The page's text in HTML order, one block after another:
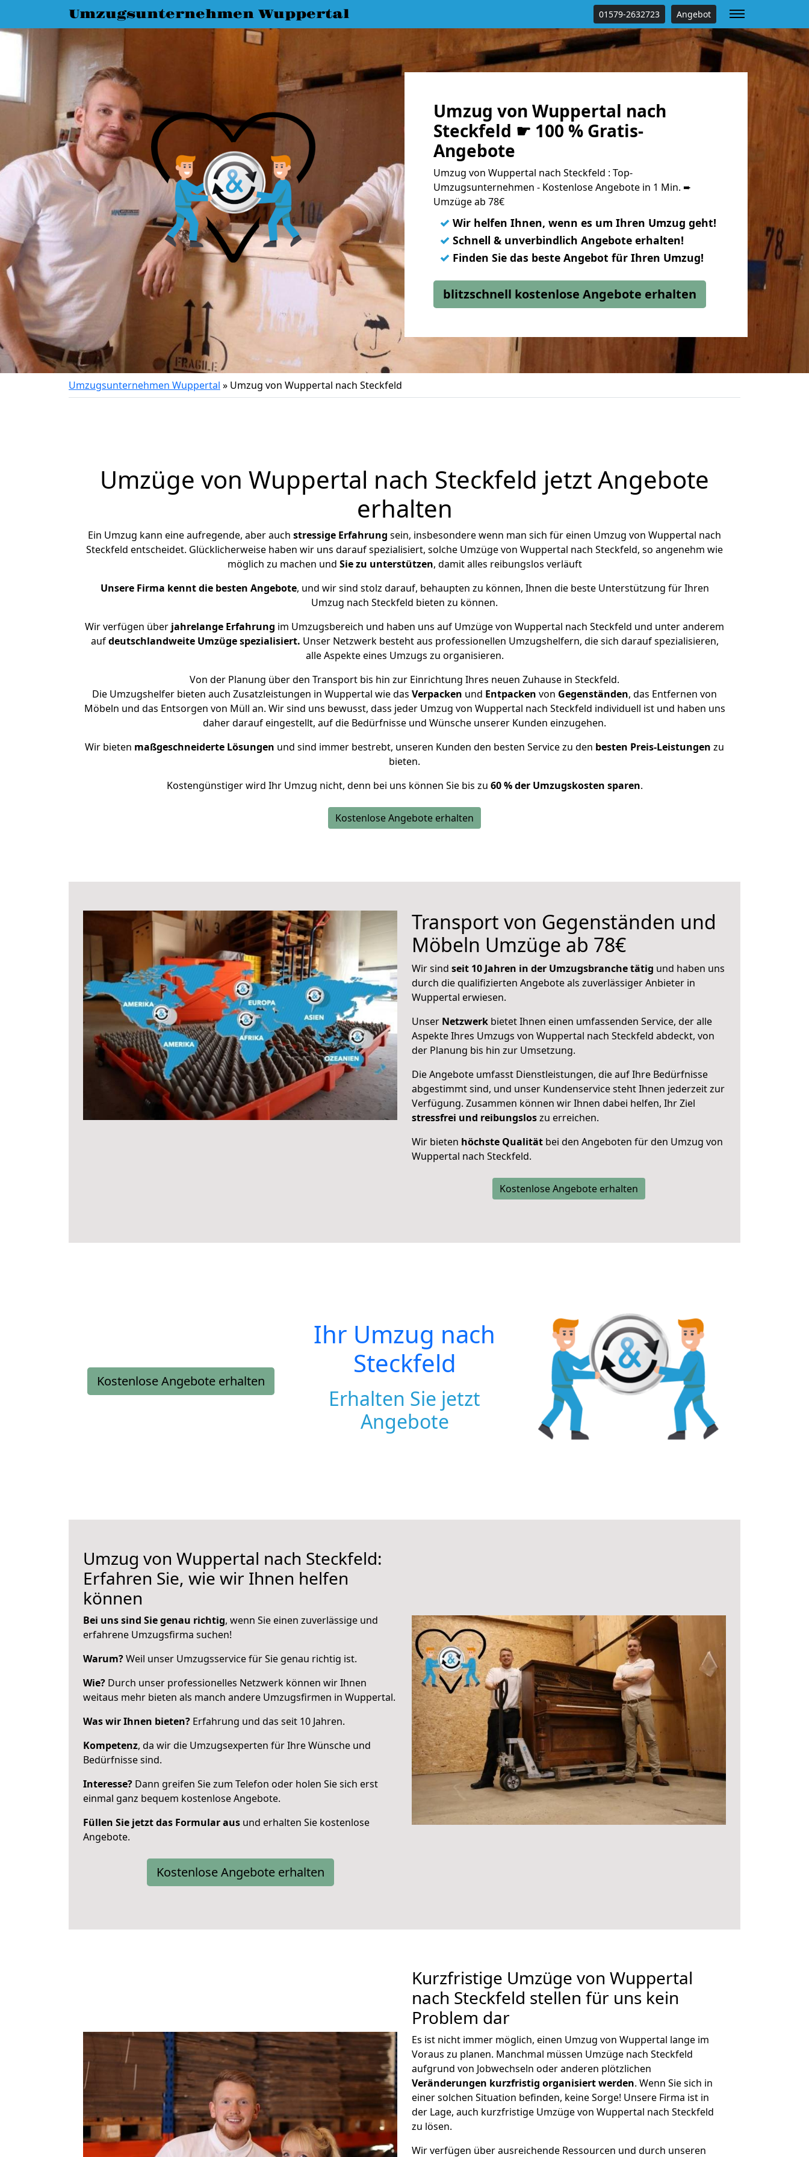
Umzugsunternehmen Wuppertal 01579-2632723 Angebot
Umzug von Wuppertal nach
Steckfeld ☛ 100 % Gratis-
Angebote
Umzug von Wuppertal nach Steckfeld : Top-
Umzugsunternehmen - Kostenlose Angebote in 1 Min. ➨
Umzüge ab 78€
✓ Wir helfen Ihnen, wenn es um Ihren Umzug geht!
✓ Schnell & unverbindlich Angebote erhalten!
✓ Finden Sie das beste Angebot für Ihren Umzug!
blitzschnell kostenlose Angebote erhalten
Umzugsunternehmen Wuppertal » Umzug von Wuppertal nach Steckfeld
Umzüge von Wuppertal nach Steckfeld jetzt Angebote
erhalten
Ein Umzug kann eine aufregende, aber auch stressige Erfahrung sein, insbesondere wenn man sich für einen Umzug von Wuppertal nach
Steckfeld entscheidet. Glücklicherweise haben wir uns darauf spezialisiert, solche Umzüge von Wuppertal nach Steckfeld, so angenehm wie
möglich zu machen und Sie zu unterstützen, damit alles reibungslos verläuft
Unsere Firma kennt die besten Angebote, und wir sind stolz darauf, behaupten zu können, Ihnen die beste Unterstützung für Ihren
Umzug nach Steckfeld bieten zu können.
Wir verfügen über jahrelange Erfahrung im Umzugsbereich und haben uns auf Umzüge von Wuppertal nach Steckfeld und unter anderem
aufdeutschlandweite Umzüge spezialisiert. Unser Netzwerk besteht aus professionellen Umzugshelfern, die sich darauf spezialisieren,
alle Aspekte eines Umzugs zu organisieren.
Von der Planung über den Transport bis hin zur Einrichtung Ihres neuen Zuhause in Steckfeld.
Die Umzugshelfer bieten auch Zusatzleistungen in Wuppertal wie das Verpacken und Entpacken von Gegenständen, das Entfernen von
Möbeln und das Entsorgen von Müll an. Wir sind uns bewusst, dass jeder Umzug von Wuppertal nach Steckfeld individuell ist und haben uns
daher darauf eingestellt, auf die Bedürfnisse und Wünsche unserer Kunden einzugehen.
Wir bieten maßgeschneiderte Lösungen und sind immer bestrebt, unseren Kunden den besten Service zu den besten Preis-Leistungen zu
bieten.
Kostengünstiger wird Ihr Umzug nicht, denn bei uns können Sie bis zu 60 % der Umzugskosten sparen.
Kostenlose Angebote erhalten
Transport von Gegenständen und
Möbeln Umzüge ab 78€
Wir sind seit 10 Jahren in der Umzugsbranche tätig und haben uns
durch die qualifizierten Angebote als zuverlässiger Anbieter in
Wuppertal erwiesen.
Unser Netzwerk bietet Ihnen einen umfassenden Service, der alle
Aspekte Ihres Umzugs von Wuppertal nach Steckfeld abdeckt, von
der Planung bis hin zur Umsetzung.
Die Angebote umfasst Dienstleistungen, die auf Ihre Bedürfnisse
abgestimmt sind, und unser Kundenservice steht Ihnen jederzeit zur
Verfügung. Zusammen können wir Ihnen dabei helfen, Ihr Ziel
stressfrei und reibungsloszu erreichen.
Wir bieten höchste Qualität bei den Angeboten für den Umzug von
Wuppertal nach Steckfeld.
Kostenlose Angebote erhalten
Kostenlose Angebote erhalten
Ihr Umzug nach
Steckfeld
Erhalten Sie jetzt
Angebote
Umzug von Wuppertal nach Steckfeld:
Erfahren Sie, wie wir Ihnen helfen
können
Bei uns sind Sie genau richtig, wenn Sie einen zuverlässige und
erfahrene Umzugsfirma suchen!
Warum?Weil unser Umzugsservice für Sie genau richtig ist.
Wie? Durch unser professionelles Netzwerk können wir Ihnen
weitaus mehr bieten als manch andere Umzugsfirmen in Wuppertal.
Was wir Ihnen bieten? Erfahrung und das seit 10 Jahren.
Kompetenz, da wir die Umzugsexperten für Ihre Wünsche und
Bedürfnisse sind.
Interesse? Dann greifen Sie zum Telefon oder holen Sie sich erst
einmal ganz bequem kostenlose Angebote.
Füllen Sie jetzt das Formular aus und erhalten Sie kostenlose
Angebote.
Kostenlose Angebote erhalten
Kurzfristige Umzüge von Wuppertal
nach Steckfeld stellen für uns kein
Problem dar
Es ist nicht immer möglich, einen Umzug von Wuppertal lange im
Voraus zu planen. Manchmal müssen Umzüge nach Steckfeld
aufgrund von Jobwechseln oder anderen plötzlichen
Veränderungen kurzfristig organisiert werden. Wenn Sie sich in
einer solchen Situation befinden, keine Sorge! Unsere Firma ist in
der Lage, auch kurzfristige Umzüge von Wuppertal nach Steckfeld
zu lösen.
Wir verfügen über ausreichende Ressourcen und durch unseren